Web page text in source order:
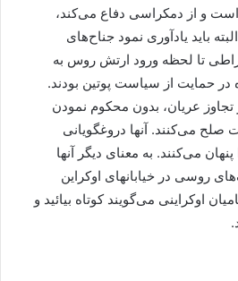
است و از دمکراسی دفاع می‌کند،
باید یادآوری نمود جناح‌های
تا لحظه ورود ارتش روس به
در حمایت از سیاست پوتین بودند.
عریان، بدون محکوم نمودن
می‌کنند. آنها دروغگویانی
می‌کنند. به معنای دیگر آنها
روسی در خیابانهای اوکراین
اوکراینی می‌گویند کوتاه بیائید و